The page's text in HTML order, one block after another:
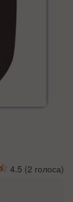
4.5 (2 голоса)